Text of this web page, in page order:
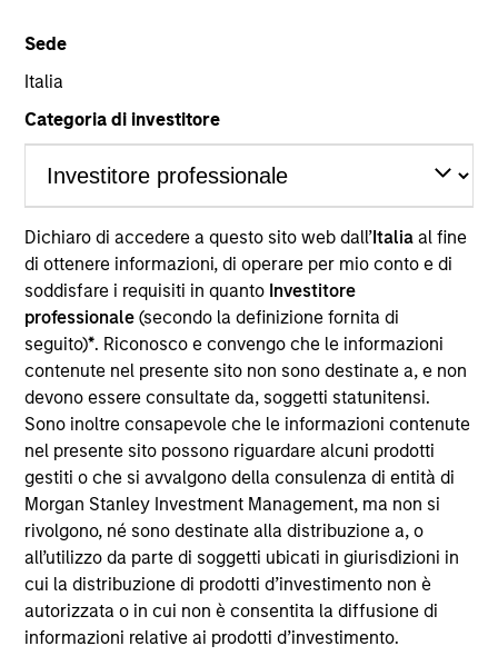
Sede
Italia
Categoria di investitore
Dichiaro di accedere a questo sito web dall’Italia al fine
di ottenere informazioni, di operare per mio conto e di
soddisfare i requisiti in quanto Investitore
professionale(secondo la definizione fornita di
seguito)*. Riconosco e convengo che le informazioni
contenute nel presente sito non sono destinate a, e non
devono essere consultate da, soggetti statunitensi.
Sono inoltre consapevole che le informazioni contenute
nel presente sito possono riguardare alcuni prodotti
gestiti o che si avvalgono della consulenza di entità di
Morgan Stanley Investment Management, ma non si
rivolgono, né sono destinate alla distribuzione a, o
all’utilizzo da parte di soggetti ubicati in giurisdizioni in
cui la distribuzione di prodotti d’investimento non è
autorizzata o in cui non è consentita la diffusione di
informazioni relative ai prodotti d’investimento.
Rendimenti nell’anno solare.
*Devise de référence du fonds
Il presente materiale contiene informazioni relative ai
Comparti di Morgan Stanley Investment Funds, una
società di investimento a capitale variabile di diritto
lussemburghese. (la “Società”) è registrata nel
Granducato di Lussemburgo come organismo
d’investimento collettivo ai sensi della Parte 1 della Legge
del 17 dicembre 2010 e successive modifiche. La Società è
un organismo d’investimento collettivo in valori mobiliari
(“OICVM”).
Prima dell’adesione ai comparti, le richieste di
partecipazione non devono essere presentate senza aver
consultato l’ultima versione del Prospetto Informativo, del
documento contenente informazioni chiave (“KID”) o del
documento contenente informazioni chiave per gli
investitori (“KIID”), della relazione annuale e della
relazione semestrale (“Documenti di offerta”) o altri
documenti disponibili sul sito
https://www.morganstanley.com/im/msinvf/index.html
a titolo gratuito presso la Sede legale all’indirizzo